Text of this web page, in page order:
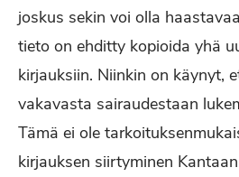
joskus sekin voi olla
tieto on ehditty kopioida yhä
kirjauksiin. Niinkin on käynyt,
vakavasta sairaudestaan
Tämä ei ole
kirjauksen siirtyminen